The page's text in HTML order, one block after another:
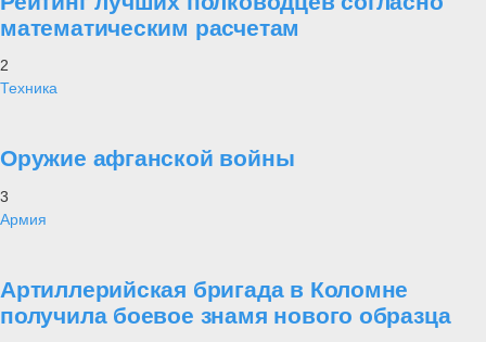
математическим расчетам
2
Техника
Оружие афганской войны
3
Армия
Артиллерийская бригада в Коломне
получила боевое знамя нового образца